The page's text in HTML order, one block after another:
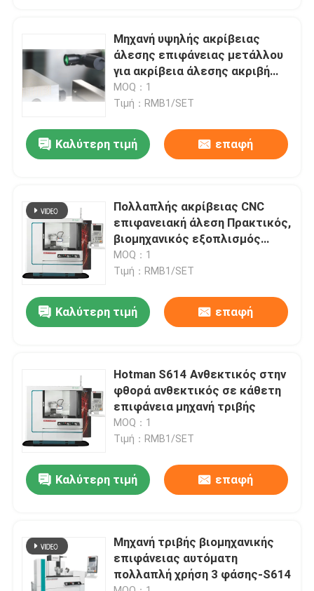
Προϊόντα
Σχετικά με εμάς
Επισκεψή εργοστασίου
Επικοινωνήστε μαζί μας
Ζητήστε μια προσφορά
Μηχανή αλεξίπτωσης CNC
Κυλινδρική μηχανή μύλων
Εσωτερική μηχανή άλεσης
Μηχανή υψηλής ακρίβειας
άλεσης επιφάνειας μετάλλου
για ακρίβεια άλεσης ακριβή
αποτελέσματα-S614
MOQ：1
Τιμή：RMB1/SET
Καλύτερη τιμή επαφή
Πολλαπλής ακρίβειας CNC
επιφανειακή άλεση Πρακτικός,
βιομηχανικός εξοπλισμός
άλεσης ακριβείας
MOQ：1
Τιμή：RMB1/SET
Καλύτερη τιμή επαφή
Hotman S614 Ανθεκτικός στην
φθορά ανθεκτικός σε κάθετη
επιφάνεια μηχανή τριβής
MOQ：1
Τιμή：RMB1/SET
Καλύτερη τιμή επαφή
Μηχανή τριβής βιομηχανικής
επιφάνειας αυτόματη
πολλαπλή χρήση 3 φάσης-S614